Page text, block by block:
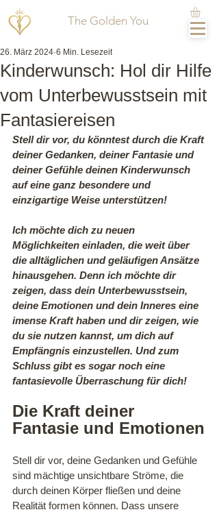
The Golden You
Kinderwunsch: Hol dir Hilfe
vom Unterbewusstsein mit
Fantasiereisen
26. März 2024 6 Min. Lesezeit
Stell dir vor, du könntest durch die Kraft
deiner Gedanken, deiner Fantasie und
deiner Gefühle deinen Kinderwunsch
auf eine ganz besondere und
einzigartige Weise unterstützen!
Ich möchte dich zu neuen
Möglichkeiten einladen, die weit über
die alltäglichen und geläufigen Ansätze
hinausgehen. Denn ich möchte dir
zeigen, dass dein Unterbewusstsein,
deine Emotionen und dein Inneres eine
imense Kraft haben und dir zeigen, wie
du sie nutzen kannst, um dich auf
Empfängnis einzustellen. Und zum
Schluss gibt es sogar noch eine
fantasievolle Überraschung für dich!
Die Kraft deiner
Fantasie und Emotionen
Stell dir vor, deine Gedanken und Gefühle
sind mächtige unsichtbare Ströme, die
durch deinen Körper fließen und deine
Realität formen können. Dass unsere